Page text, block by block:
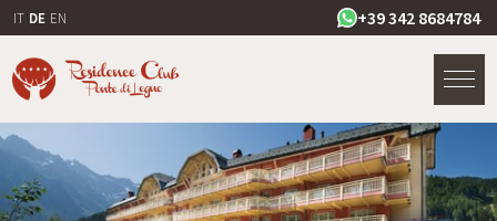
+39 342 8684784
IT DE EN